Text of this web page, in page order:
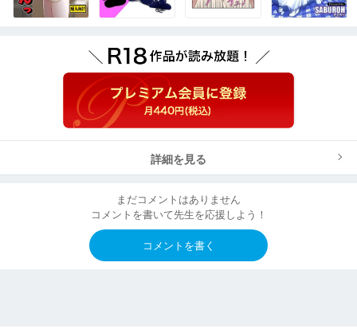
詳細を見る
まだコメントはありません
コメントを書いて先生を応援しよう！
コメントを書く